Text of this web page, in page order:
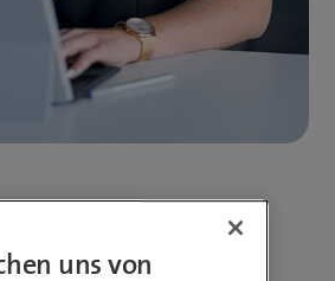
skalierbaren
uns von